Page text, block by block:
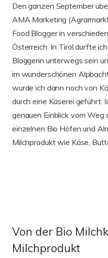
Den ganzen September
AMA Marketing
Food Blogger in
Österreich. In Tirol durfte
Bloggerin unterwegs sein
im wunderschönen
wurde ich dann noch von
durch eine Käserei geführt.
genauen Einblick vom Weg
einzelnen Bio Höfen und
Milchprodukt wie Käse,
Von der Bio
Milchprodukt